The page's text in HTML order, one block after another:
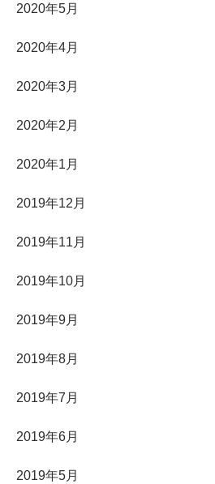
2020年5月
2020年4月
2020年3月
2020年2月
2020年1月
2019年12月
2019年11月
2019年10月
2019年9月
2019年8月
2019年7月
2019年6月
2019年5月